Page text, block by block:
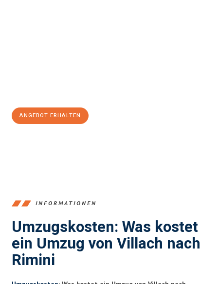
ANGEBOT ERHALTEN
INFORMATIONEN
Umzugskosten: Was kostet
ein Umzug von Villach nach
Rimini